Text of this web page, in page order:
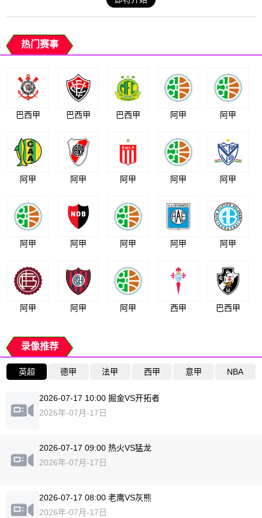
热门赛事
巴西甲 巴西甲 巴西甲 阿甲 阿甲
阿甲 阿甲 阿甲 阿甲 阿甲
阿甲 阿甲 阿甲 阿甲 阿甲
阿甲 阿甲 阿甲 西甲 巴西甲
录像推荐
英超 德甲 法甲 西甲 意甲 NBA
2026-07-17 10:00 掘金VS开拓者
2026年-07月-17日
2026-07-17 09:00 热火VS猛龙
2026年-07月-17日
2026-07-17 08:00 老鹰VS灰熊
2026年-07月-17日